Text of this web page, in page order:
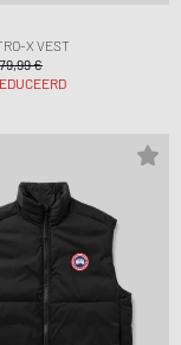
X VEST
€